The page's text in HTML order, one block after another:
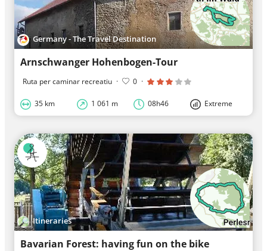
Germany - The Travel Destination
Arnschwanger Hohenbogen-Tour
Ruta per caminar recreatiu · 0 ·
35 km 1 061 m 08h46 Extreme
Itineraries
Bavarian Forest: having fun on the bike